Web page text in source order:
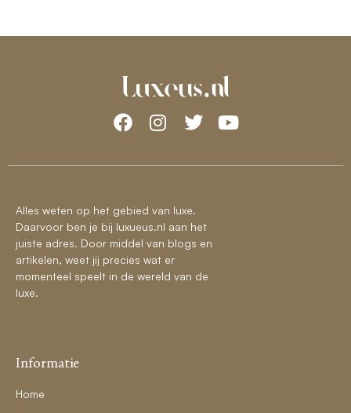
Alles weten op het gebied van luxe.
Daarvoor ben je bij luxueus.nl aan het
juiste adres. Door middel van blogs en
artikelen, weet jij precies wat er
momenteel speelt in de wereld van de
luxe.
Informatie
Home